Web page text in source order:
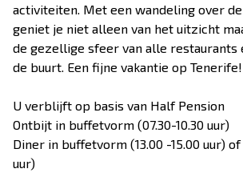
activiteiten. Met een wandeling over
geniet je niet alleen van het uitzicht
de gezellige sfeer van alle restaurants
de buurt. Een fijne vakantie op Tenerife!
U verblijft op basis van Half Pension
Ontbijt in buffetvorm (07.30-10.30 uur)
Diner in buffetvorm (13.00 -15.00 uur) of
uur)